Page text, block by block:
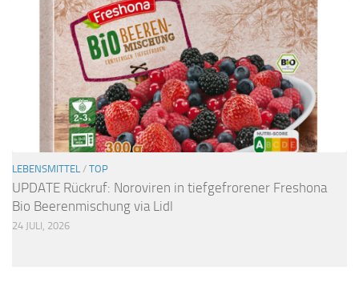
LEBENSMITTEL / TOP
UPDATE Rückruf: Noroviren in tiefgefrorener Freshona
Bio Beerenmischung via Lidl
24 JULI, 2026